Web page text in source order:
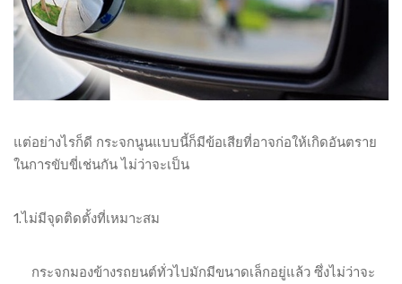
แต่อย่างไรก็ดี กระจกนูนแบบนี้ก็มีข้อเสียที่อาจก่อให้เกิดอันตราย
ในการขับขี่เช่นกัน ไม่ว่าจะเป็น
1.ไม่มีจุดติดตั้งที่เหมาะสม
กระจกมองข้างรถยนต์ทั่วไปมักมีขนาดเล็กอยู่แล้ว ซึ่งไม่ว่าจะ